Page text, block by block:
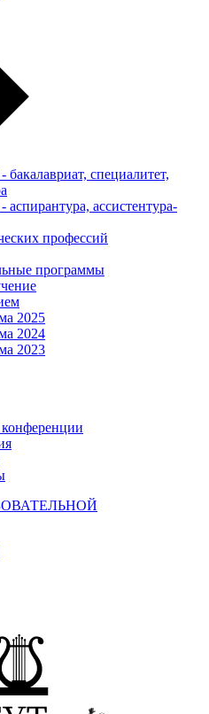
специалитет,
ассистентура-
профессий
программы
2025
2024
2023